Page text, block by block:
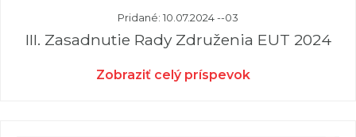
Pridané: 10.07.2024 --03
III. Zasadnutie Rady Združenia EUT 2024
Zobraziť celý príspevok